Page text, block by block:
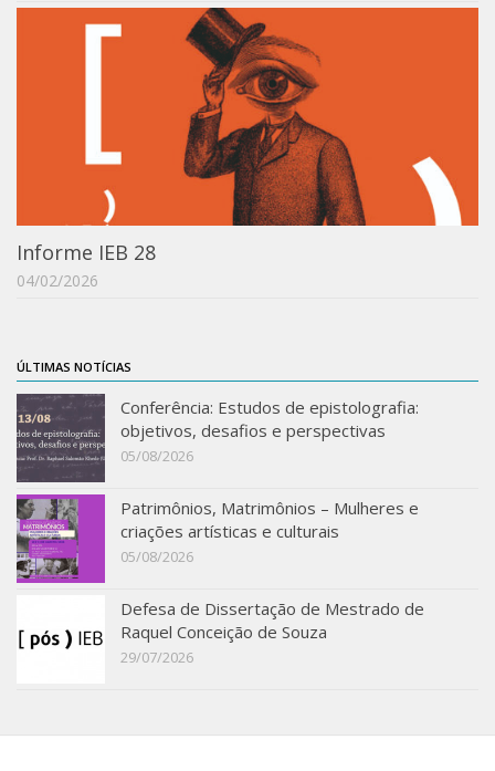
Acadêmico
Pós-Graduação
Publicações
Almanack Braziliense
Cadernos do IEB
Catálogos
Guia do IEB
Informe IEB
Livros publicados
MarioScriptor
Revista do IEB
English
Collection
IEB Archive
IEB Library
Informe IEB 28
04/02/2026
ÚLTIMAS NOTÍCIAS
Conferência: Estudos de epistolografia:
objetivos, desafios e perspectivas
05/08/2026
Patrimônios, Matrimônios – Mulheres e
criações artísticas e culturais
05/08/2026
Defesa de Dissertação de Mestrado de
Raquel Conceição de Souza
29/07/2026